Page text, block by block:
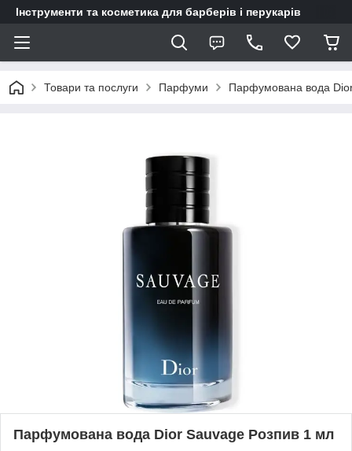
Інструменти та косметика для барберів і перукарів
Товари та послуги Парфуми Парфумована вода
Парфумована вода Dior Sauvage Розпив 1 мл